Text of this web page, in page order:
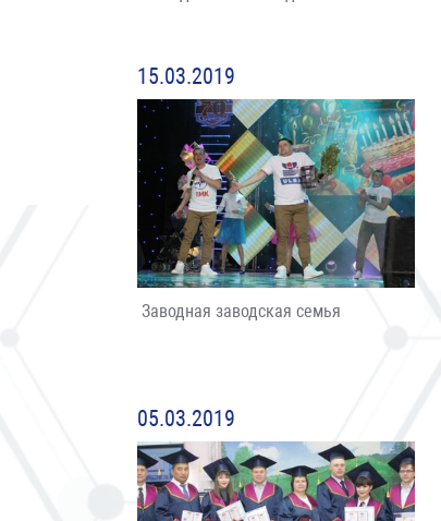
15.03.2019
Заводная заводская семья
05.03.2019